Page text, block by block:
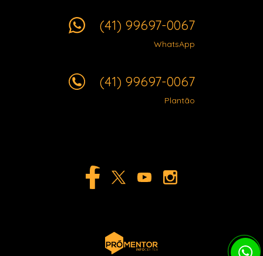
(41) 99697-0067
WhatsApp
(41) 99697-0067
Plantão